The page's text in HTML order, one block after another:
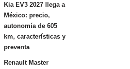
Kia EV3 2027 llega a
México: precio,
autonomía de 605
km, características y
preventa
Renault Master